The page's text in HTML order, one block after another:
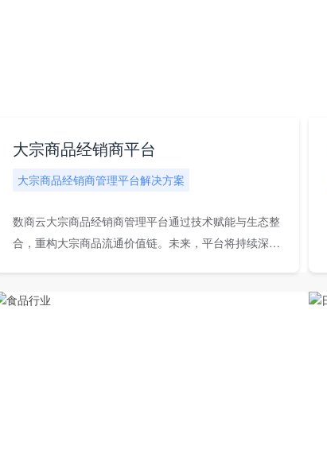
大宗商品经销商平台
大宗商品经销商管理平台解决方案
数商云大宗商品经销商管理平台通过技术赋能与生态整
合，重构大宗商品流通价值链。未来，平台将持续深化